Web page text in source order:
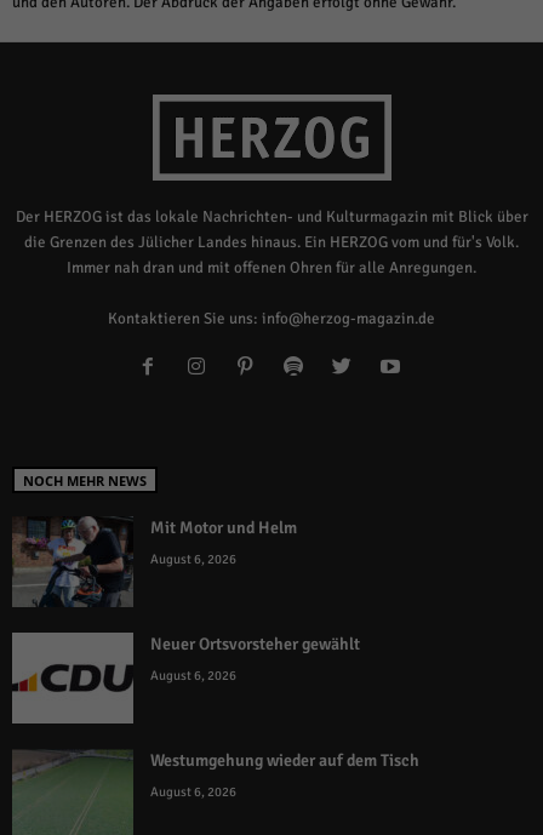
Der HERZOG ist das lokale Nachrichten- und Kulturmagazin mit Blick über
die Grenzen des Jülicher Landes hinaus. Ein HERZOG vom und für's Volk.
Immer nah dran und mit offenen Ohren für alle Anregungen.
Kontaktieren Sie uns: info@herzog-magazin.de
NOCH MEHR NEWS
Mit Motor und Helm
August 6, 2026
Neuer Ortsvorsteher gewählt
August 6, 2026
Westumgehung wieder auf dem Tisch
August 6, 2026